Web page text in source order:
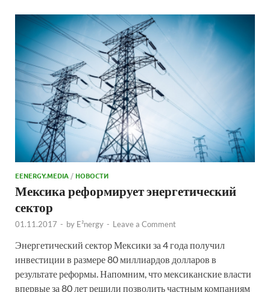
EENERGY.MEDIA/НОВОСТИ
Мексика реформирует энергетический
сектор
01.11.2017 - by E²nergy - Leave a Comment
Энергетический сектор Мексики за 4 года получил
инвестиции в размере 80 миллиардов долларов в
результате реформы. Напомним, что мексиканские власти
впервые за 80 лет решили позволить частным компаниям